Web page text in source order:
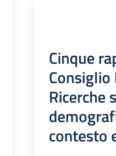
Cinque
Ricerche
contesto